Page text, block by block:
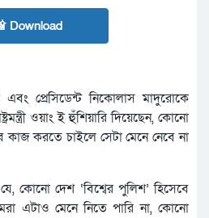
Download
এবং প্রেসিডেন্ট নিকোলাস মাদুরোকে
ওয়াং ই হুঁশিয়ারি দিয়েছেন, কোনো
কাজ করতে চাইলে সেটা মেনে নেবে না
কোনো দেশ ‘বিশ্বের পুলিশ’ হিসেবে
এটাও মেনে নিতে পারি না, কোনো